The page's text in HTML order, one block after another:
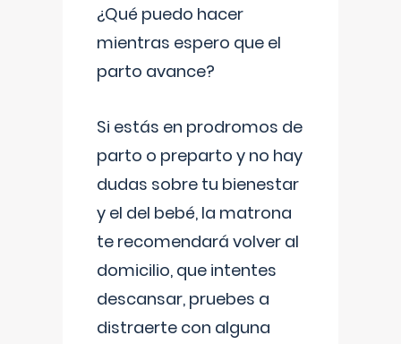
¿Qué puedo hacer
mientras espero que el
parto avance?
Si estás en prodromos de
parto o preparto y no hay
dudas sobre tu bienestar
y el del bebé, la matrona
te recomendará volver al
domicilio, que intentes
descansar, pruebes a
distraerte con alguna